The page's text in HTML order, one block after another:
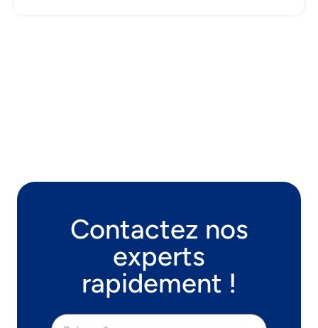
Contactez nos
experts
rapidement !